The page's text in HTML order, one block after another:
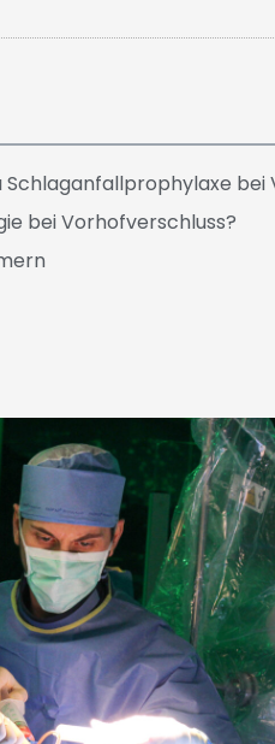
Schlaganfallprophylaxe
bei Vorhofverschluss?